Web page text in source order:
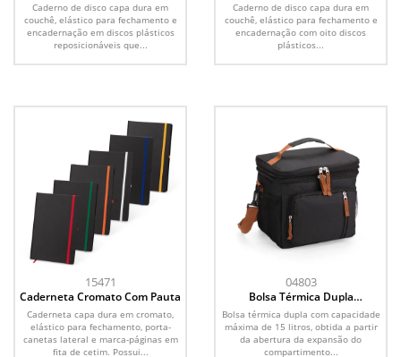
Caderno de disco capa dura em
couchê, elástico para fechamento e
encadernação em discos plásticos
reposicionáveis que...
Caderno de disco capa dura em
couchê, elástico para fechamento e
encadernação com oito discos
plásticos...
15471
Caderneta Cromato Com Pauta
Caderneta capa dura em cromato,
elástico para fechamento, porta-
canetas lateral e marca-páginas em
fita de cetim. Possui...
04803
Bolsa Térmica Dupla
Expansível 15L
Bolsa térmica dupla com capacidade
máxima de 15 litros, obtida a partir
da abertura da expansão do
compartimento...